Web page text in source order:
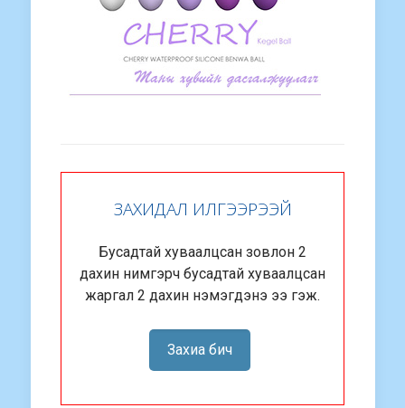
ЗАХИДАЛ ИЛГЭЭРЭЭЙ
Бусадтай хуваалцсан зовлон 2
дахин нимгэрч бусадтай хуваалцсан
жаргал 2 дахин нэмэгдэнэ ээ гэж.
Захиа бич